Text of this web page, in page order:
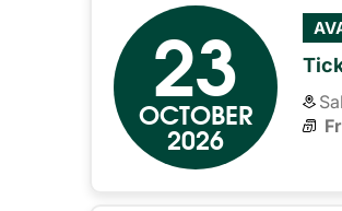
23
OCTOBER
2026